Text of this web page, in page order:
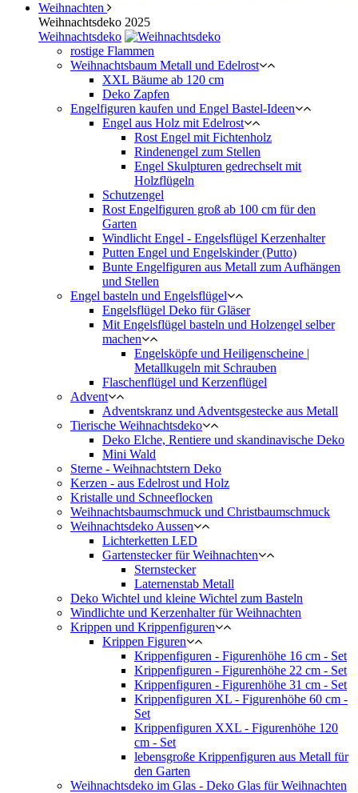
Weihnachten
Weihnachtsdeko 2025
Weihnachtsdeko
rostige Flammen
Weihnachtsbaum Metall und Edelrost
XXL Bäume ab 120 cm
Deko Zapfen
Engelfiguren kaufen und Engel Bastel-Ideen
Engel aus Holz mit Edelrost
Rost Engel mit Fichtenholz
Rindenengel zum Stellen
Engel Skulpturen gedrechselt mit
Holzflügeln
Schutzengel
Rost Engelfiguren groß ab 100 cm für den
Garten
Windlicht Engel - Engelsflügel Kerzenhalter
Putten Engel und Engelskinder (Putto)
Bunte Engelfiguren aus Metall zum Aufhängen
und Stellen
Engel basteln und Engelsflügel
Engelsflügel Deko für Gläser
Mit Engelsflügel basteln und Holzengel selber
machen
Engelsköpfe und Heiligenscheine |
Metallkugeln mit Schrauben
Flaschenflügel und Kerzenflügel
Advent
Adventskranz und Adventsgestecke aus Metall
Tierische Weihnachtsdeko
Deko Elche, Rentiere und skandinavische Deko
Mini Wald
Sterne - Weihnachtstern Deko
Kerzen - aus Edelrost und Holz
Kristalle und Schneeflocken
Weihnachtsbaumschmuck und Christbaumschmuck
Weihnachtsdeko Aussen
Lichterketten LED
Gartenstecker für Weihnachten
Sternstecker
Laternenstab Metall
Deko Wichtel und kleine Wichtel zum Basteln
Windlichte und Kerzenhalter für Weihnachten
Krippen und Krippenfiguren
Krippen Figuren
Krippenfiguren - Figurenhöhe 16 cm - Set
Krippenfiguren - Figurenhöhe 22 cm - Set
Krippenfiguren - Figurenhöhe 31 cm - Set
Krippenfiguren XL - Figurenhöhe 60 cm -
Set
Krippenfiguren XXL - Figurenhöhe 120
cm - Set
lebensgroße Krippenfiguren aus Metall für
den Garten
Weihnachtsdeko im Glas - Deko Glas für Weihnachten